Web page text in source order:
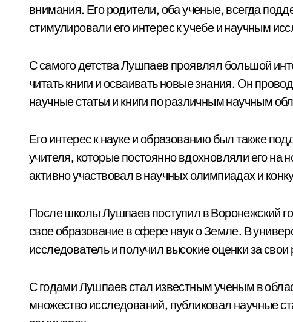
внимания. Его родители, оба ученые, всегда
стимулировали его интерес к учебе и научным
С самого детства Лушпаев проявлял большой
читать книги и осваивать новые знания. Он
научные статьи и книги по различным научным
Его интерес к науке и образованию был также
учителя, которые постоянно вдохновляли его
активно участвовал в научных олимпиадах и
После школы Лушпаев поступил в Воронежский
свое образование в сфере наук о Земле. В
исследователь и получил высокие оценки за
С годами Лушпаев стал известным ученым в
множество исследований, публиковал научные